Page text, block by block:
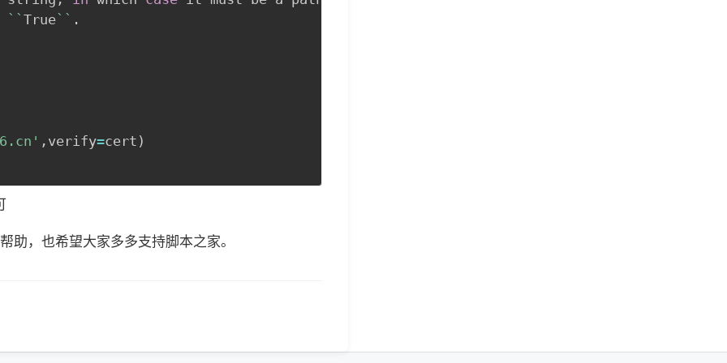
` ` True` ` .
, verify=cert )
助，也希望大家多多支持脚本之家。